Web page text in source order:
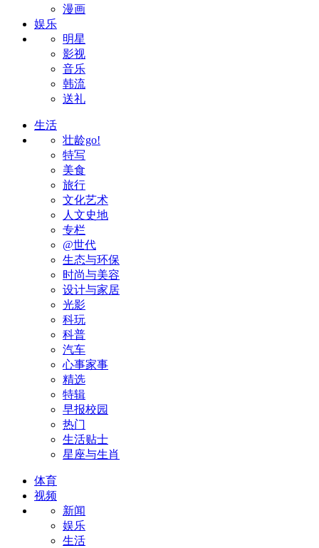
漫画
娱乐
明星
影视
音乐
韩流
送礼
生活
壮龄go!
特写
美食
旅行
文化艺术
人文史地
专栏
@世代
生态与环保
时尚与美容
设计与家居
光影
科玩
科普
汽车
心事家事
精选
特辑
早报校园
热门
生活贴士
星座与生肖
体育
视频
新闻
娱乐
生活